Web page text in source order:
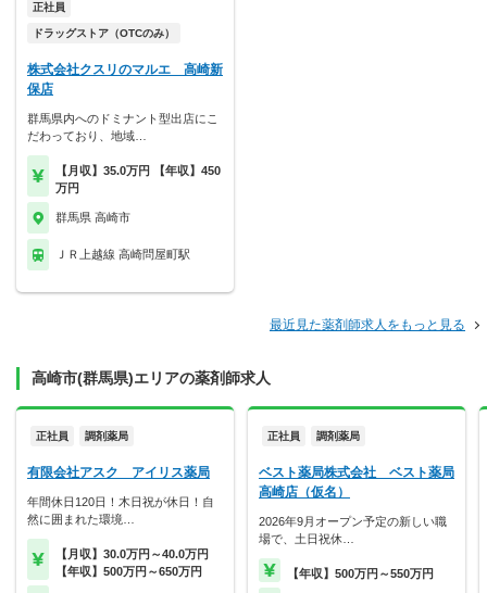
正社員
ドラッグストア（OTCのみ）
株式会社クスリのマルエ 高崎新
保店
群馬県内へのドミナント型出店にこ
だわっており、地域…
【月収】35.0万円 【年収】450
万円
群馬県 高崎市
ＪＲ上越線 高崎問屋町駅
最近見た薬剤師求人をもっと見る
高崎市(群馬県)エリアの薬剤師求人
正社員 調剤薬局
有限会社アスク アイリス薬局
年間休日120日！木日祝が休日！自
然に囲まれた環境…
【月収】30.0万円～40.0万円
【年収】500万円～650万円
正社員 調剤薬局
ベスト薬局株式会社 ベスト薬局
高崎店（仮名）
2026年9月オープン予定の新しい職
場で、土日祝休…
【年収】500万円～550万円